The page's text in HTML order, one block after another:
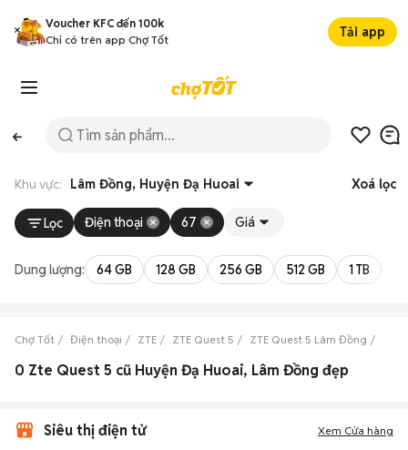
Voucher KFC đến 100k
Chỉ có trên app Chợ Tốt
Tải app
Khu vực: Lâm Đồng, Huyện Đạ Huoai Xoá lọc
Lọc Điện thoại 67 Giá
Dung lượng: 64 GB 128 GB 256 GB 512 GB 1 TB
Chợ Tốt Điện thoại ZTE ZTE Quest 5 ZTE Quest 5 Lâm Đồng
0 Zte Quest 5 cũ Huyện Đạ Huoai, Lâm Đồng đẹp
Siêu thị điện tử Xem Cửa hàng